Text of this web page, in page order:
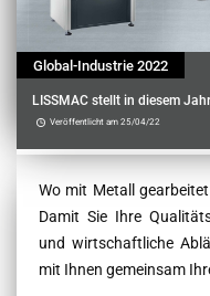
Global-Industrie 2022
LISSMAC stellt in diesem
Veröffentlicht am 25/04/22
Contenu
Wo mit Metall
Damit Sie Ihre
und wirtschaftliche
mit Ihnen gemeinsam